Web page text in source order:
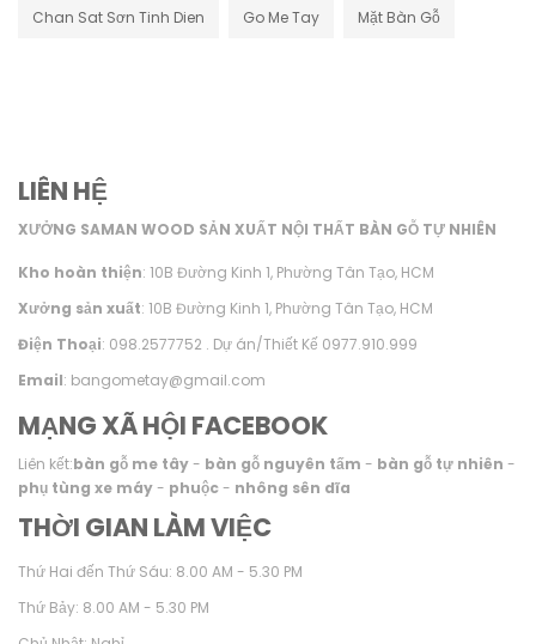
Chan Sat Sơn Tinh Dien Go Me Tay Mặt Bàn Gỗ
LIÊN HỆ
XƯỞNG SAMAN WOOD SẢN XUẤT NỘI THẤT BÀN GỖ TỰ NHIÊN
Kho hoàn thiện: 10B Đường Kinh 1, Phường Tân Tạo, HCM
Xưởng sản xuất: 10B Đường Kinh 1, Phường Tân Tạo, HCM
Điện Thoại: 098.2577752 . Dự án/Thiết Kế 0977.910.999
Email: bangometay@gmail.com
MẠNG XÃ HỘI FACEBOOK
Liên kết:bàn gỗ me tây- bàn gỗ nguyên tấm - bàn gỗ tự nhiên -
phụ tùng xe máy- phuộc- nhông sên dĩa
THỜI GIAN LÀM VIỆC
Thứ Hai đến Thứ Sáu: 8.00 AM - 5.30 PM
Thứ Bảy: 8.00 AM - 5.30 PM